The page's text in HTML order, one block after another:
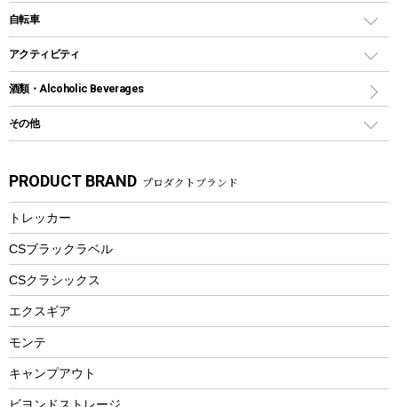
ポール
グランドシート
ツール
焚き火台&ストーブ
火起こし
バーベキューツール
クッキングツール
ナイフ
カトラリー
マグカップ、カップ
ステンレスボトル
フードボトル
トレー
ランチョンマット
ランチボックス
ディズニーボトル
保冷剤
リュック、バックパック
トートバッグ、サコッシュ
ショッピングキャリー
その他アウトドア雑貨
スプレー関係
ツール、他
インフレータブル
カヤック
パドル
ヘルメット
エアーポンプ
アクセサリー
自転車
折りたたみ自転車
スポーツサイクル
シティサイクル
自転車ウェア
アクティビティ
マリン
ラッシュガード
パラソル
フローティングベスト
エアーポンプ
ビーチテント
ウィンター
スノーシュー
防寒ウェア
酒類・Alcoholic Beverages
その他
湯たんぽ
防災用品
PRODUCT BRAND プロダクトブランド
トレッカー
CSブラックラベル
CSクラシックス
エクスギア
モンテ
キャンプアウト